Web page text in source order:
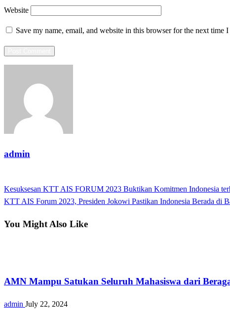
Website
Save my name, email, and website in this browser for the next time I
admin
Post
Previous
Post
Kesuksesan KTT AIS FORUM 2023 Buktikan Komitmen Indonesia
Next
KTT AIS Forum 2023, Presiden Jokowi Pastikan Indonesia Berada di
You Might Also Like
AMN Mampu Satukan Seluruh Mahasiswa dari
admin July 22, 2024